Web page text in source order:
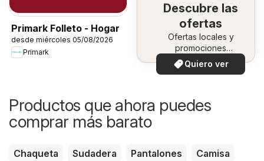
Primark Folleto - Hogar
desde miércoles 05/08/2026
Primark
Descubre las
ofertas
Ofertas locales y
promociones
especiales.
Quiero ver
Productos que ahora puedes
comprar más barato
Chaqueta Sudadera Pantalones
Camisa